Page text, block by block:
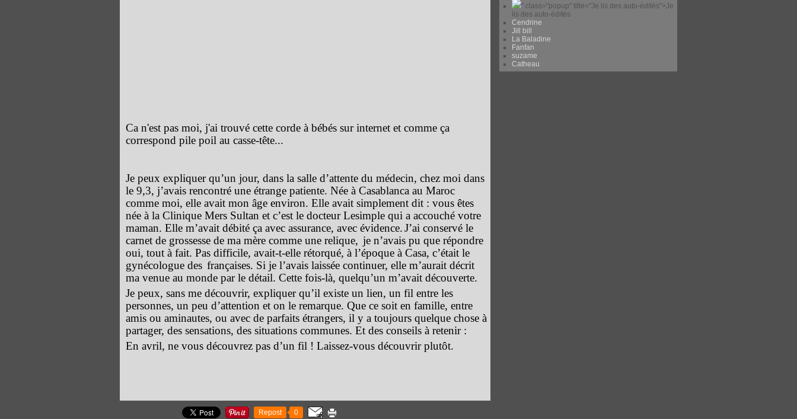
Ca n'est pas moi, j'ai trouvé cette corde à bébés sur internet et comme ça
correspond pile poil au casse-tête...
Je peux expliquer qu’un jour, dans la salle d’attente du médecin, chez moi dans
le 9,3, j’avais rencontré une étrange patiente. Née à Casablanca au Maroc
comme moi, elle avait mon âge environ. Elle avait simplement dit : vous êtes
née à la Clinique Mers Sultan et c’est le docteur Lesimple qui a accouché votre
maman. Elle m’avait débité ça avec assurance, avec évidence.J’ai conservé le
carnet de grossesse de ma mère comme une relique, je n’avais pu que répondre
oui, tout à fait. Pas difficile, avait-t-elle rétorqué, à l’époque à Casa, c’était le
gynécologue des françaises. Si je l’avais laissée continuer, elle m’aurait décrit
ma venue au monde par le détail. Cette fois-là, quelqu’un m’avait découverte.
Je peux, sans me découvrir, expliquer qu’il existe un lien, un fil entre les
personnes, un peu d’attention et on le remarque. Que ce soit en famille, entre
amis ou aminautes, ou avec de parfaits étrangers, il y a toujours quelque chose à
partager, des sensations, des situations communes. Et des conseils à retenir :
En avril, ne vous découvrez pas d’un fil ! Laissez-vous découvrir plutôt.
Repost 0
" class="popup" title="Je lis des auto-édités">Je
lis des auto-édités
Cendrine
Jill bill
La Baladine
Fanfan
suzame
Catheau